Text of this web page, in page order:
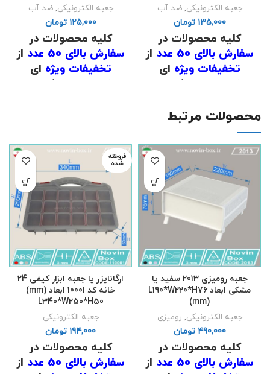
جعبه الکترونیکی,ضد آب
تومان
کلیه محصولات در
سفارش بالای 50 عدد
از
تخفیفات ویژه ای
برخوردار است که برای
های02191098634
02191098649
حاصل فرمایید .
.
(دانلود لیست قیمت)
.
جعبه الکترونیکی,ضد آب
تومان
کلیه محصولات در
سفارش بالای 50 عدد
از
تخفیفات ویژه ای
برخوردار است که برای
حاصل فرمایید .
.
دانلود لیست قیمت)
محصولات مرتبط
جعبه رومیزی 2013 سفید یا
مشکی ابعاد L190*W220*H76
(mm)
جعبه الکترونیکی, رومیزی
تومان
کلیه محصولات در
سفارش بالای 50 عدد
از
فروخته
شده
ارگانایزر یا جعبه ابزار کیفی 24
خانه کد 10001 ابعاد (mm)
L340*W250*H50
جعبه الکترونیکی
تومان
کلیه محصولات در
سفارش بالای 50 عدد
از